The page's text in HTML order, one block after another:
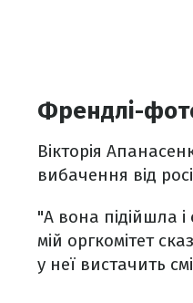
Френдлі-
Вікторія
вибачення від
"А вона підійшла
мій оргкомітет
у неї вистачить